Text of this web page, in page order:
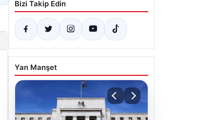
Bizi Takip Edin
Yan Manşet